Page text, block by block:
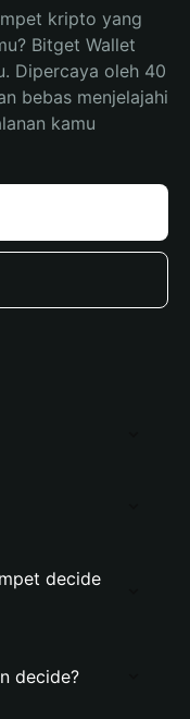
kripto yang
Bitget Wallet
Dipercaya oleh 40
bebas menjelajahi
kamu
decide
decide?